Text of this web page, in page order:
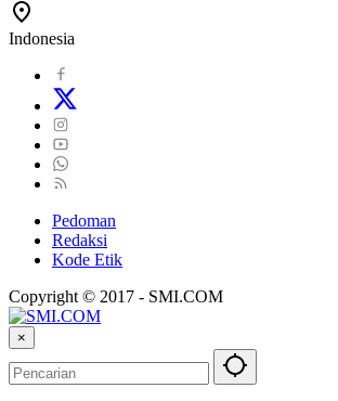
Indonesia
Pedoman
Redaksi
Kode Etik
Copyright © 2017 - SMI.COM
×